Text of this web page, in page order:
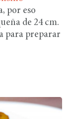
por eso
de 24 cm.
para preparar